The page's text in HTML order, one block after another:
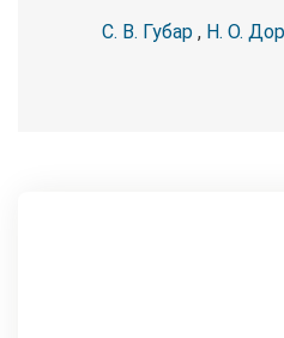
С. В. Губар , Н. О.